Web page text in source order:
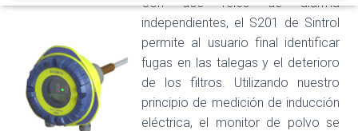
independientes, el S201 de Sintrol
permite al usuario final identificar
fugas en las talegas y el deterioro
de los filtros. Utilizando nuestro
principio de medición de inducción
eléctrica, el monitor de polvo se